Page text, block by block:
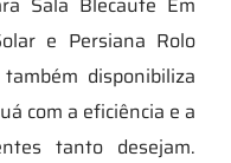
e Persiana Rolo
disponibiliza
com a eficiência e a
tanto desejam.